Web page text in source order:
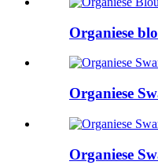
Organiese
Organiese
Organiese